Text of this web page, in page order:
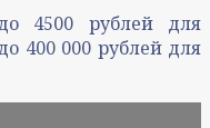
4500 рублей для
400 000 рублей для